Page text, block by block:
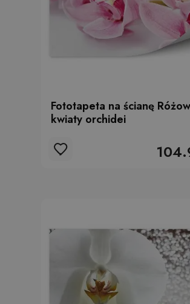
Fototapeta na ścianę
kwiaty orchidei